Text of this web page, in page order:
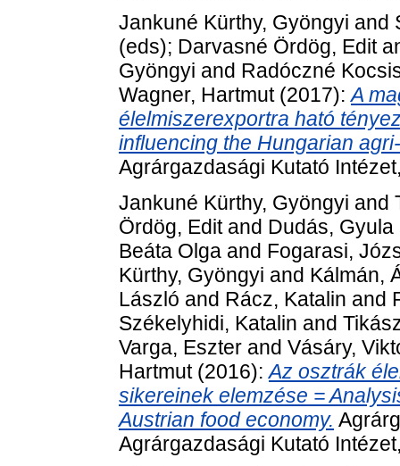
Jankuné Kürthy, Gyöngyi and
(eds); Darvasné Ördög, Edit
Gyöngyi and Radóczné
Wagner, Hartmut(2017):A
élelmiszerexportra ható
influencing the Hungarian
Agrárgazdasági Kutató
Jankuné Kürthy, Gyöngyi and
Ördög, Editand Dudás, Gyula
Beáta Olga and Fogarasi,
Kürthy, Gyöngyi and Kálmán,
László and Rácz, Katalin and
Székelyhidi, Katalin and
Varga, Eszter and Vásáry,
Hartmut(2016):Az osztrák
sikereinek elemzése =
Austrian food economy.
Agrárgazdasági Kutató